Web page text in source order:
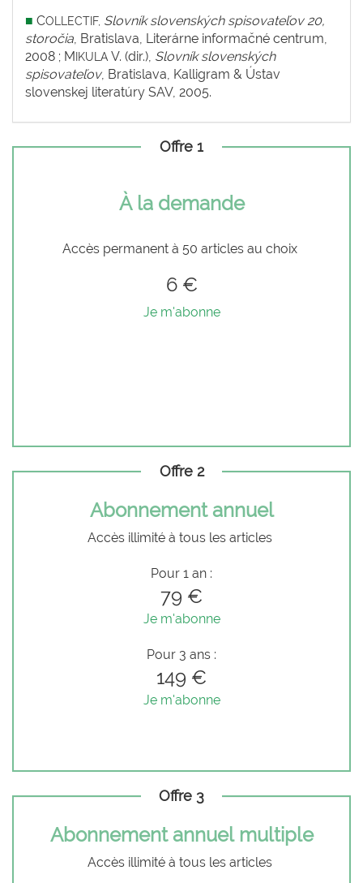
■ COLLECTIF, Slovník slovenských spisovateľov 20,
storočia, Bratislava, Literárne informačné centrum,
2008 ; M IKULA V. (dir.), Slovník slovenských
spisovateľov, Bratislava, Kalligram & Ústav
slovenskej literatúry SAV, 2005.
Offre 1
À la demande
Accès permanent à 50 articles au choix
6 €
Je m'abonne
Offre 2
Abonnement annuel
Accès illimité à tous les articles
Pour 1 an :
79 €
Je m'abonne
Pour 3 ans :
149 €
Je m'abonne
Offre 3
Abonnement annuel multiple
Accès illimité à tous les articles